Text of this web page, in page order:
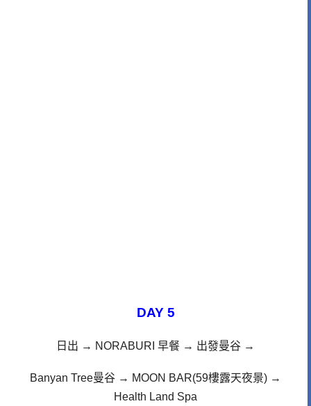
DAY 5
日出 → NORABURI 早餐 → 出發曼谷 →
Banyan Tree曼谷 → MOON BAR(59樓露天夜景) →
Health Land Spa